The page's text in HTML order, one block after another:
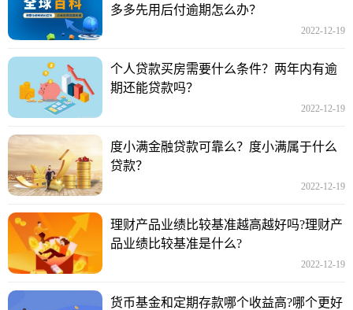
多多先用后付逾期怎么办？
2022-12-19
个人贷款买房需要什么条件？两年内有逾
期还能贷款吗？
2022-12-19
度小满金融贷款可靠么？度小满属于什么
贷款？
2022-12-19
理财产品业绩比较基准越高越好吗?理财产
品业绩比较基准是什么?
2022-12-19
货币基金和定期存款哪个收益高?哪个更好